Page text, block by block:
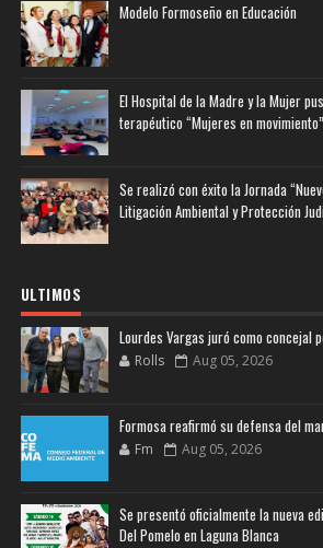
Modelo Formoseño en Educación
El Hospital de la Madre y la Mujer
terapéutico “Mujeres en movimiento”
Se realizó con éxito la Jornada
Litigación Ambiental y Protección
ULTIMOS
Lourdes Vargas juró como concejal
Rolls Aug 05, 2026
Formosa reafirmó su defensa del
Fm Aug 05, 2026
Se presentó oficialmente la nueva
Del Pomelo en Laguna Blanca